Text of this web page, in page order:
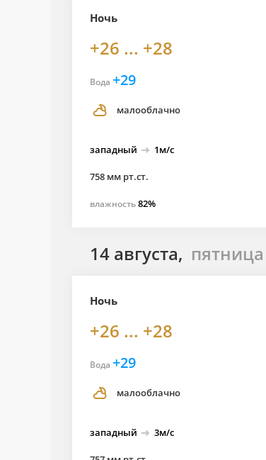
Ночь
+26 ... +28
Вода +29
малооблачно
западный 1м/с
758 мм рт.ст.
влажность82%
14 августа, пятница
Ночь
+26 ... +28
Вода +29
малооблачно
западный 3м/с